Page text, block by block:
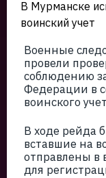
В Мурманске
воинский учет
Военные
провели
соблюдению
Федерации в
воинского
В ходе рейда
вставшие на
отправлены в
для